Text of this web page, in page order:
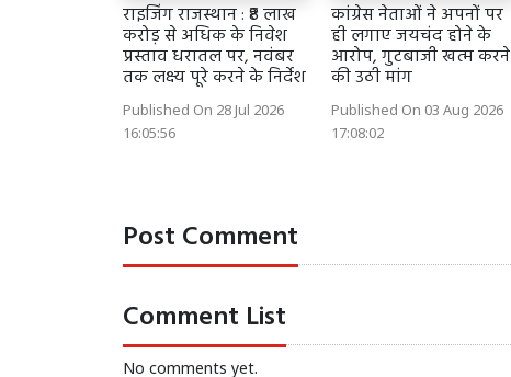
राइजिंग राजस्थान : ₹8 लाख
करोड़ से अधिक के निवेश
प्रस्ताव धरातल पर, नवंबर
तक लक्ष्य पूरे करने के निर्देश
Published On 28 Jul 2026
16:05:56
कांग्रेस नेताओं ने अपनों पर
ही लगाए जयचंद होने के
आरोप, गुटबाजी खत्म करने
की उठी मांग
Published On 03 Aug 2026
17:08:02
Post Comment
Comment List
No comments yet.